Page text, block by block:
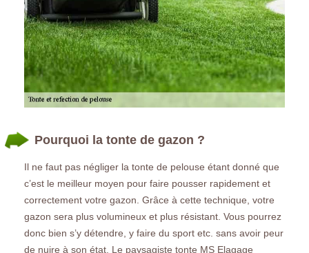
Pourquoi la tonte de gazon ?
Il ne faut pas négliger la tonte de pelouse étant donné que
c’est le meilleur moyen pour faire pousser rapidement et
correctement votre gazon. Grâce à cette technique, votre
gazon sera plus volumineux et plus résistant. Vous pourrez
donc bien s’y détendre, y faire du sport etc. sans avoir peur
de nuire à son état. Le paysagiste tonte MS Elagage